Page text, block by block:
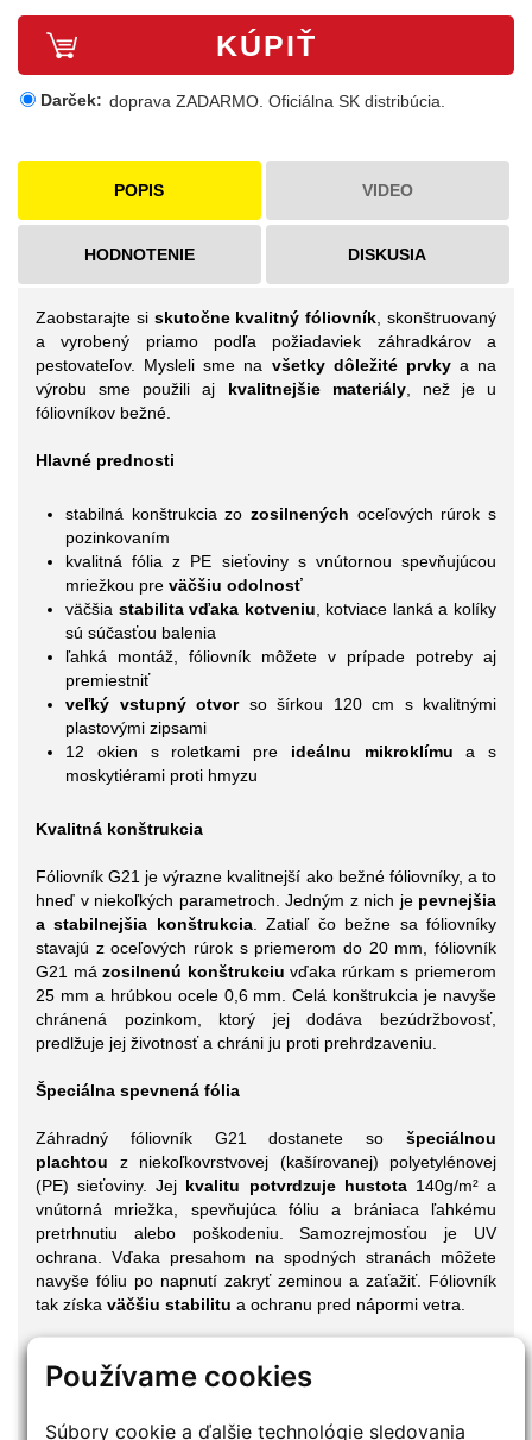
Používame cookies
Súbory cookie a ďalšie technológie sledovania
KÚPIŤ
Darček: doprava ZADARMO. Oficiálna SK distribúcia.
POPIS VIDEO
HODNOTENIE DISKUSIA
Zaobstarajte si skutočne kvalitný fóliovník , skonštruovaný
a vyrobený priamo podľa požiadaviek záhradkárov a
pestovateľov. Mysleli sme na všetky dôležité prvkya na
výrobu sme použili aj kvalitnejšie materiály, než je u
fóliovníkov bežné.
Hlavné prednosti
stabilná konštrukcia zo zosilnených oceľových rúrok s
pozinkovaním
kvalitná fólia z PE sieťoviny s vnútornou spevňujúcou
mriežkou pre väčšiu odolnosť
väčšia stabilita vďaka kotveniu , kotviace lanká a kolíky
sú súčasťou balenia
ľahká montáž, fóliovník môžete v prípade potreby aj
premiestniť
veľký vstupný otvor so šírkou 120 cm s kvalitnými
plastovými zipsami
12 okien s roletkami pre ideálnu mikroklímu a s
moskytiérami proti hmyzu
Kvalitná konštrukcia
Fóliovník G21 je výrazne kvalitnejší ako bežné fóliovníky, a to
hneď v niekoľkých parametroch. Jedným z nich je pevnejšia
a stabilnejšia konštrukcia. Zatiaľ čo bežne sa fóliovníky
stavajú z oceľových rúrok s priemerom do 20 mm, fóliovník
G21 mázosilnenú konštrukciu vďaka rúrkam s priemerom
25 mm a hrúbkou ocele 0,6 mm. Celá konštrukcia je navyše
chránená pozinkom, ktorý jej dodáva bezúdržbovosť,
predlžuje jej životnosť a chráni ju proti prehrdzaveniu.
Špeciálna spevnená fólia
Záhradný fóliovník G21 dostanete so špeciálnou
plachtou z niekoľkovrstvovej (kašírovanej) polyetylénovej
(PE) sieťoviny. Jej kvalitu potvrdzuje hustota140g/m² a
vnútorná mriežka, spevňujúca fóliu a brániaca ľahkému
pretrhnutiu alebo poškodeniu. Samozrejmosťou je UV
ochrana. Vďaka presahom na spodných stranách môžete
navyše fóliu po napnutí zakryť zeminou a zaťažiť. Fóliovník
tak získa väčšiu stabilitu a ochranu pred nápormi vetra.
slnečného počasia – po rozbalení ju nechajte cca 30 minút